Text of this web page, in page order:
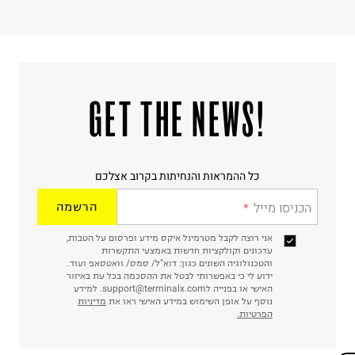
!GET THE NEWS
כל ההמראות והנחיתות בקרוב אצלכם
הכניסו מייל הרשמה
אני רוצה לקבל מטרמינל איקס מידע ופרסום על הטבות,
עדכונים וקולקציות חדשות באמצעי התקשרות
והטכנולוגיה השונים כגון: דוא"ל/ סמס/ וואטסאפ ועוד.
ידוע לי כי באפשרותי לבטל את ההסכמה בכל עת באיזור
האישי או בפנייה לsupport@terminalx.com. למידע
נוסף על אופן השימוש במידע האישי ראו את מדיניות
הפרטיות.